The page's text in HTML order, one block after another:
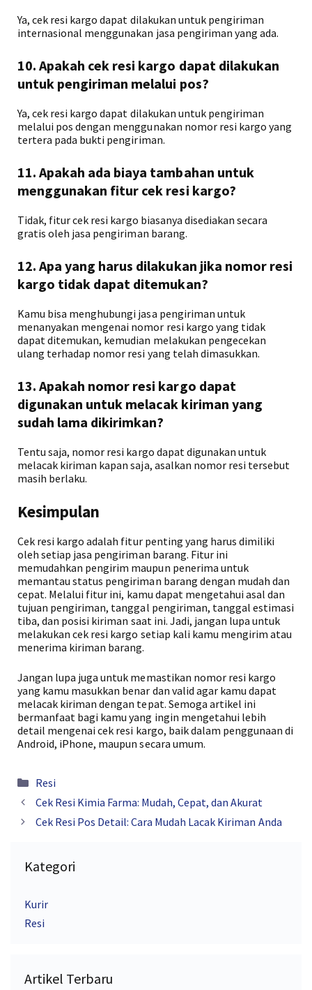
Ya, cek resi kargo dapat dilakukan untuk pengiriman
internasional menggunakan jasa pengiriman yang ada.
10. Apakah cek resi kargo dapat dilakukan
untuk pengiriman melalui pos?
Ya, cek resi kargo dapat dilakukan untuk pengiriman
melalui pos dengan menggunakan nomor resi kargo yang
tertera pada bukti pengiriman.
11. Apakah ada biaya tambahan untuk
menggunakan fitur cek resi kargo?
Tidak, fitur cek resi kargo biasanya disediakan secara
gratis oleh jasa pengiriman barang.
12. Apa yang harus dilakukan jika nomor resi
kargo tidak dapat ditemukan?
Kamu bisa menghubungi jasa pengiriman untuk
menanyakan mengenai nomor resi kargo yang tidak
dapat ditemukan, kemudian melakukan pengecekan
ulang terhadap nomor resi yang telah dimasukkan.
13. Apakah nomor resi kargo dapat
digunakan untuk melacak kiriman yang
sudah lama dikirimkan?
Tentu saja, nomor resi kargo dapat digunakan untuk
melacak kiriman kapan saja, asalkan nomor resi tersebut
masih berlaku.
Kesimpulan
Cek resi kargo adalah fitur penting yang harus dimiliki
oleh setiap jasa pengiriman barang. Fitur ini
memudahkan pengirim maupun penerima untuk
memantau status pengiriman barang dengan mudah dan
cepat. Melalui fitur ini, kamu dapat mengetahui asal dan
tujuan pengiriman, tanggal pengiriman, tanggal estimasi
tiba, dan posisi kiriman saat ini. Jadi, jangan lupa untuk
melakukan cek resi kargo setiap kali kamu mengirim atau
menerima kiriman barang.
Jangan lupa juga untuk memastikan nomor resi kargo
yang kamu masukkan benar dan valid agar kamu dapat
melacak kiriman dengan tepat. Semoga artikel ini
bermanfaat bagi kamu yang ingin mengetahui lebih
detail mengenai cek resi kargo, baik dalam penggunaan di
Android, iPhone, maupun secara umum.
Kategori
Resi
Cek Resi Kimia Farma: Mudah, Cepat, dan Akurat
Cek Resi Pos Detail: Cara Mudah Lacak Kiriman Anda
Kategori
Kurir
Resi
Artikel Terbaru